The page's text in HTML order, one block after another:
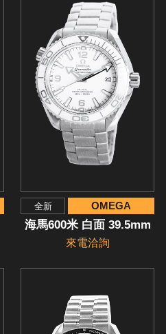
全新 OMEGA
海馬600米 白面 39.5mm
來電洽詢